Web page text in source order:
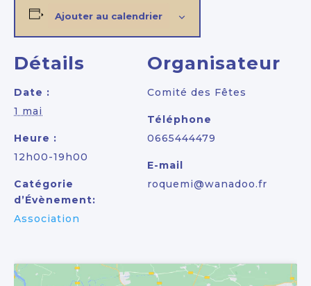
Ajouter au calendrier
Détails
Date :
1 mai
Heure :
12h00-19h00
Catégorie
d’Évènement:
Association
Organisateur
Comité des Fêtes
Téléphone
0665444479
E-mail
roquemi@wanadoo.fr